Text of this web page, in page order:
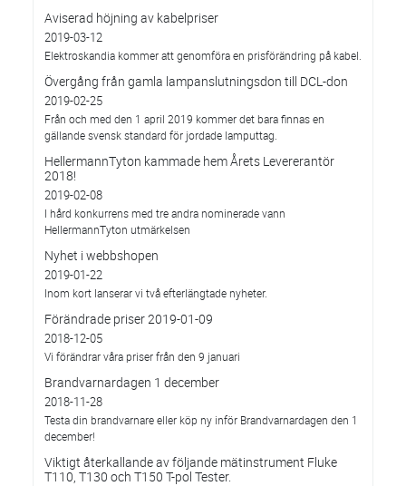
Aviserad höjning av kabelpriser
2019-03-12
Elektroskandia kommer att genomföra en prisförändring på kabel.
Övergång från gamla lampanslutningsdon till DCL-don
2019-02-25
Från och med den 1 april 2019 kommer det bara finnas en
gällande svensk standard för jordade lamputtag.
HellermannTyton kammade hem Årets Levererantör
2018!
2019-02-08
I hård konkurrens med tre andra nominerade vann
HellermannTyton utmärkelsen
Nyhet i webbshopen
2019-01-22
Inom kort lanserar vi två efterlängtade nyheter.
Förändrade priser 2019-01-09
2018-12-05
Vi förändrar våra priser från den 9 januari
Brandvarnardagen 1 december
2018-11-28
Testa din brandvarnare eller köp ny inför Brandvarnardagen den 1
december!
Viktigt återkallande av följande mätinstrument Fluke
T110, T130 och T150 T-pol Tester.